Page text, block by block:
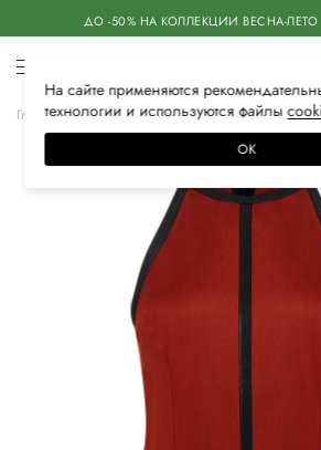
ДО -50% НА КОЛЛЕКЦИИ ВЕСНА-ЛЕТО
Главная Женская Одежда Платья
На сайте применяются
технологии и используются файлы
ОК